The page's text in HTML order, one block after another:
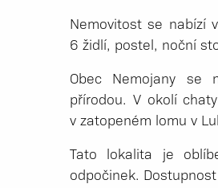
Nemovitost se nabízí
6 židlí, postel, noční
Obec Nemojany se
přírodou. V okolí
v zatopeném lomu v
Tato lokalita je
odpočinek.